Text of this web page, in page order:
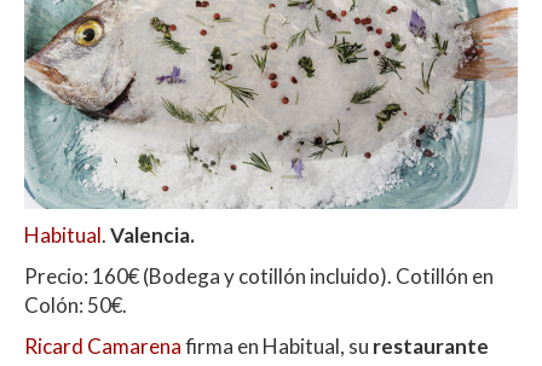
Habitual.Valencia.
Precio: 160€ (Bodega y cotillón incluido). Cotillón en
Colón: 50€.
Ricard Camarenafirma en Habitual, su restaurante